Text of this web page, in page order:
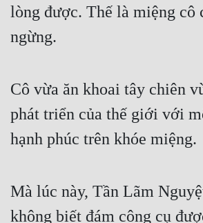
lòng được. Thế là miệng cô
ngừng.
Cô vừa ăn khoai tây chiên
phát triển của thế giới với
hạnh phúc trên khóe miệng.
Mà lúc này, Tần Lãm
không biết đám công cụ